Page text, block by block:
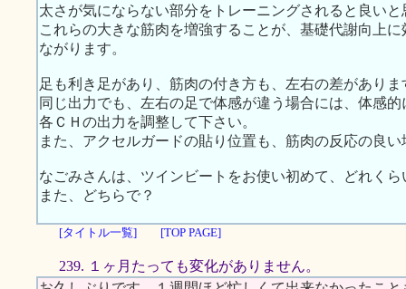
太さが気にならない部分をトレーニングされると良いと
これらの大きな筋肉を増強することが、基礎代謝向上
ながります。
足も利き足があり、筋肉の付き方も、左右の差がありま
同じ出力でも、左右の足で体感が違う場合には、体感
各ＣＨの出力を調整して下さい。
また、アクセルガードの貼り位置も、筋肉の反応の良
なごみさんは、ツインビートをお使い初めて、どれく
また、どちらで？
[タイトル一覧] [TOP PAGE]
239. １ヶ月たっても変化がありません。